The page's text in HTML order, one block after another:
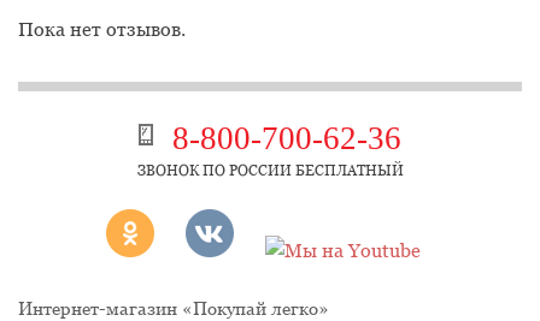
Пока нет отзывов.
8-800-700-62-36
ЗВОНОК ПО РОССИИ БЕСПЛАТНЫЙ
Интернет-магазин «Покупай легко»